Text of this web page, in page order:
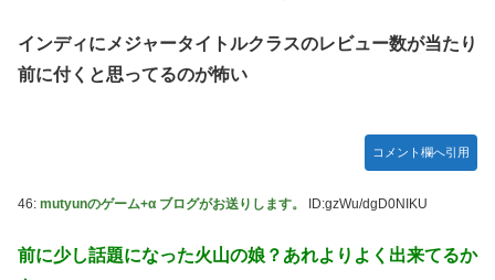
インディにメジャータイトルクラスのレビュー数が当たり
前に付くと思ってるのが怖い
コメント欄へ引用
46: mutyunのゲーム+α ブログがお送りします。 ID:gzWu/dgD0NIKU
前に少し話題になった火山の娘？あれよりよく出来てるか